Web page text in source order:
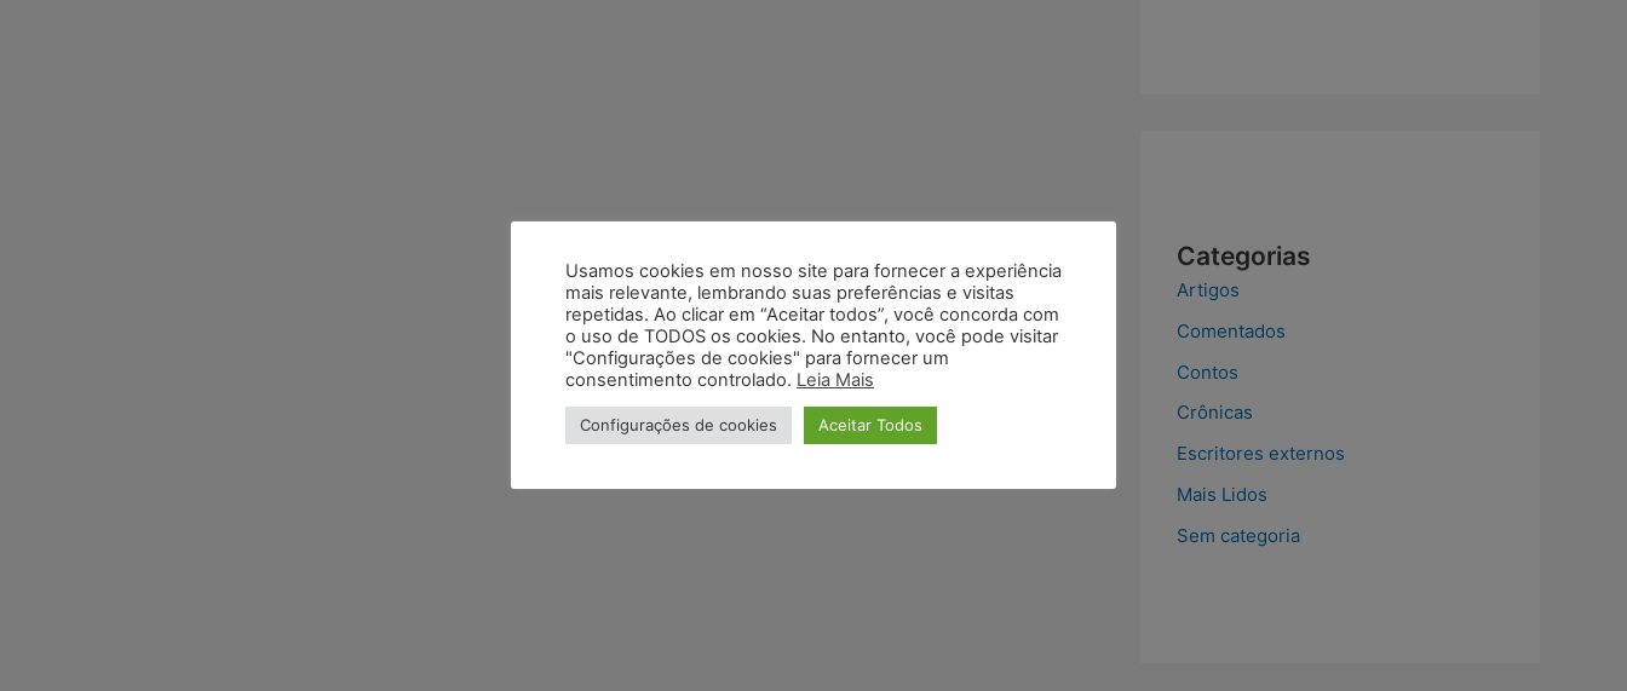
Categorias
Artigos
Comentados
Contos
Crônicas
Escritores externos
Mais Lidos
Sem categoria
Usamos cookies em nosso site para fornecer a experiência
mais relevante, lembrando suas preferências e visitas
repetidas. Ao clicar em “Aceitar todos”, você concorda com
o uso de TODOS os cookies. No entanto, você pode visitar
"Configurações de cookies" para fornecer um
consentimento controlado. Leia Mais
Configurações de cookies Aceitar Todos